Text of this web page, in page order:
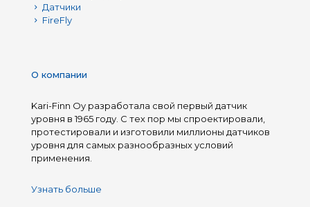
Датчики
FireFly
О компании
Kari-Finn Oy разработала свой первый датчик
уровня в 1965 году. С тех пор мы спроектировали,
протестировали и изготовили миллионы датчиков
уровня для самых разнообразных условий
применения.
Узнать больше